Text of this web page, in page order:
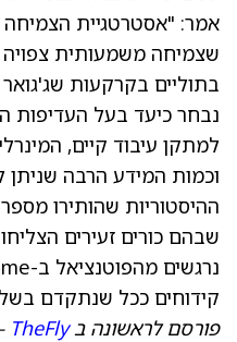
אמר: "אסטרטגיית
שצמיחה משמעותית
נבחר כיעד בעל העדיפות
למתקן עיבוד קיים,
וכמות המידע הרבה שניתן
ההיסטוריות שהותירו
שבהם כורים זעירים
קידוחים ככל שנתקדם
פורסם לראשונה בTheFly